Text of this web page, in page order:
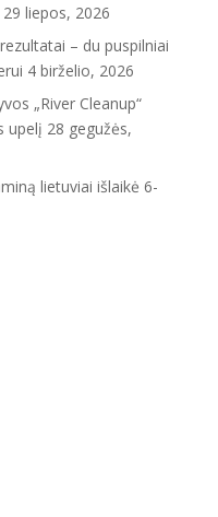
29 liepos, 2026
– du puspilniai
4 birželio, 2026
„River Cleanup“
upelį 28 gegužės,
lietuviai išlaikė 6-